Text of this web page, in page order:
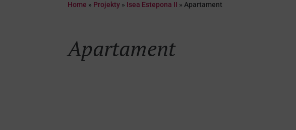
Home » Projekty » Isea Estepona II »Apartament
Apartament